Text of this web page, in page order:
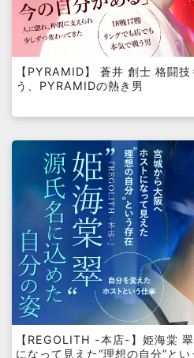
【PYRAMID】 蒼井 創士 格闘
う、PYRAMIDの熱き男
【REGOLITH -本店-】姫海棠
になって見えた“理想の自分”とい